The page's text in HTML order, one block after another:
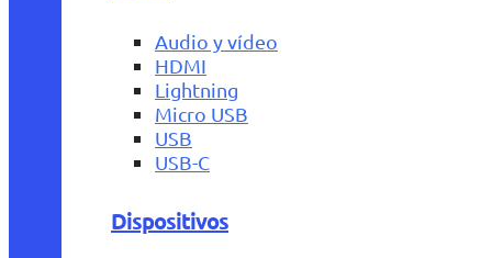
Audio y vídeo
HDMI
Lightning
Micro USB
USB
USB-C
Dispositivos